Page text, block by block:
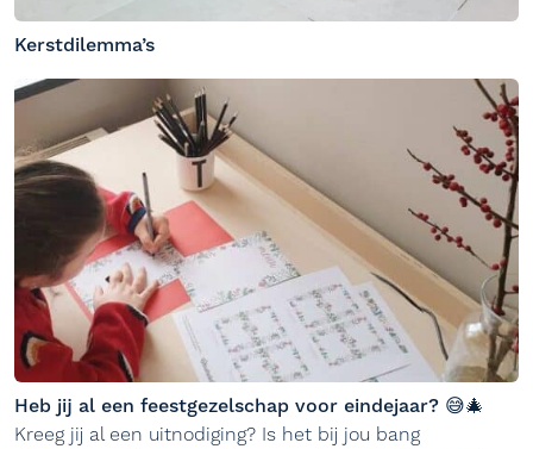
Kerstdilemma’s
Heb jij al een feestgezelschap voor eindejaar? 😅🎄
Kreeg jij al een uitnodiging? Is het bij jou bang